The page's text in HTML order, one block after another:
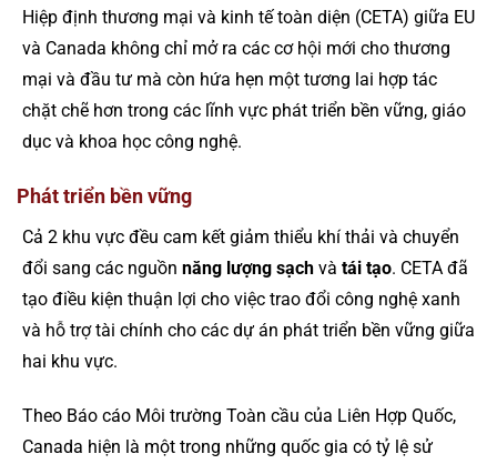
Hiệp định thương mại và kinh tế toàn diện (CETA) giữa EU
và Canada không chỉ mở ra các cơ hội mới cho thương
mại và đầu tư mà còn hứa hẹn một tương lai hợp tác
chặt chẽ hơn trong các lĩnh vực phát triển bền vững, giáo
dục và khoa học công nghệ.
Phát triển bền vững
Cả 2 khu vực đều cam kết giảm thiểu khí thải và chuyển
đổi sang các nguồn năng lượng sạch và tái tạo. CETA đã
tạo điều kiện thuận lợi cho việc trao đổi công nghệ xanh
và hỗ trợ tài chính cho các dự án phát triển bền vững giữa
hai khu vực.
Theo Báo cáo Môi trường Toàn cầu của Liên Hợp Quốc,
Canada hiện là một trong những quốc gia có tỷ lệ sử